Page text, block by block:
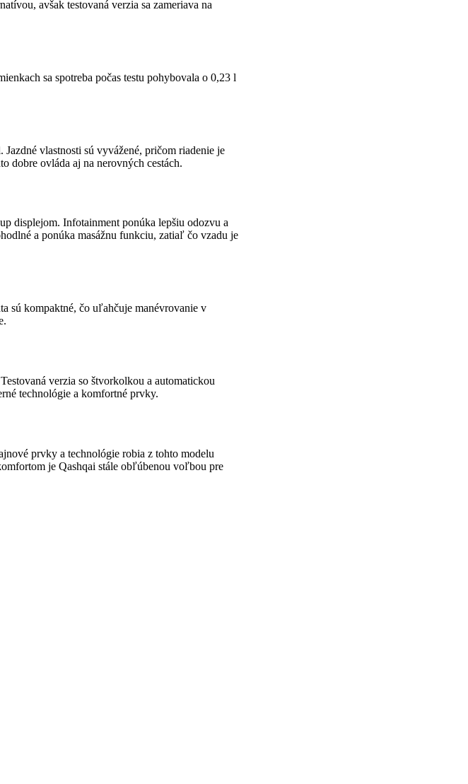
avšak testovaná verzia sa zameriava na
sa spotreba počas testu pohybovala o 0,23 l
vlastnosti sú vyvážené, pričom riadenie je
dobre ovláda aj na nerovných cestách.
displejom. Infotainment ponúka lepšiu odozvu a
a ponúka masážnu funkciu, zatiaľ čo vzadu je
sú kompaktné, čo uľahčuje manévrovanie v
verzia so štvorkolkou a automatickou
technológie a komfortné prvky.
prvky a technológie robia z tohto modelu
je Qashqai stále obľúbenou voľbou pre